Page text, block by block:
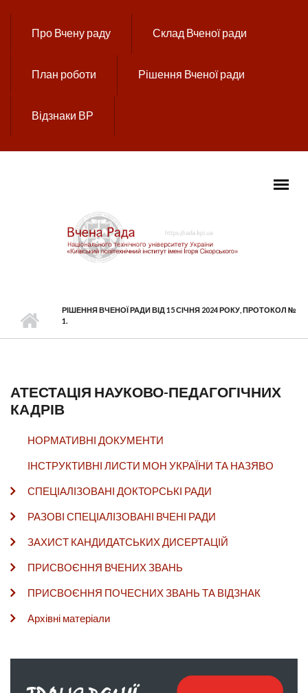
Про Вчену раду Склад Вченої ради
План роботи Рішення Вченої ради
Відзнаки ВР
РІШЕННЯ ВЧЕНОЇ РАДИ ВІД 15 СІЧНЯ 2024 РОКУ, ПРОТОКОЛ №
1.
АТЕСТАЦІЯ НАУКОВО-ПЕДАГОГІЧНИХ
КАДРІВ
НОРМАТИВНІ ДОКУМЕНТИ
ІНСТРУКТИВНІ ЛИСТИ МОН УКРАЇНИ ТА НАЗЯВО
СПЕЦІАЛІЗОВАНІ ДОКТОРСЬКІ РАДИ
РАЗОВІ СПЕЦІАЛІЗОВАНІ ВЧЕНІ РАДИ
ЗАХИСТ КАНДИДАТСЬКИХ ДИСЕРТАЦІЙ
ПРИСВОЄННЯ ВЧЕНИХ ЗВАНЬ
ПРИСВОЄННЯ ПОЧЕСНИХ ЗВАНЬ ТА ВІДЗНАК
Архівні матеріали